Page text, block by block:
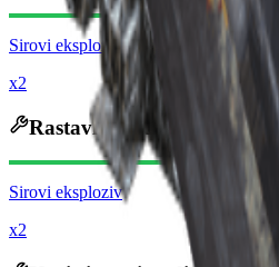
Sirovi eksploziv
x2
Rastavlja se u
Sirovi eksploziv
x2